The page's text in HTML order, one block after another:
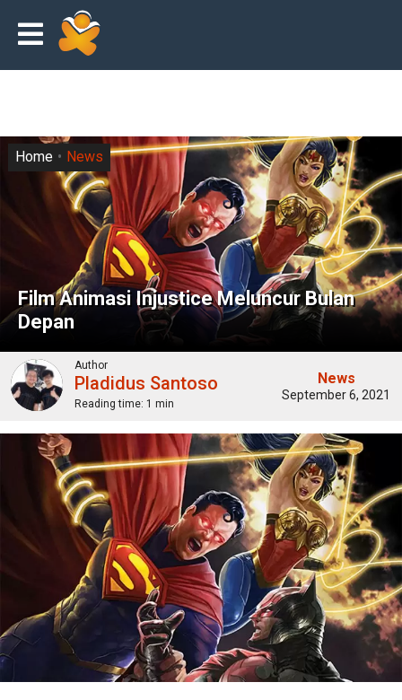
Film Animasi Injustice Meluncur Bulan
Depan
Home News
Author
Pladidus Santoso
Reading time: 1 min
News
September 6, 2021